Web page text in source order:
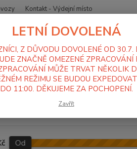
Kontakt - Výdejní místo
Podstavce
Od
LETNÍ DOVOLENÁ
Z DŮVODU DOVOLENÉ OD
ZNAČNĚ OMEZENÉ ZPRACOVÁNÍ
MŮŽE TRVAT NĚKOLIK
REŽIMU SE BUDOU
DO 11:00. DĚKUJEME ZA POCHOPENÍ.
Zavřít